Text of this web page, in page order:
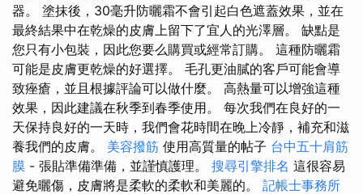
器。 塗抹後，30毫升防曬霜不會引起白色遮蓋效果，並在
最終結果中在乾燥的皮膚上留下了宜人的光澤層。 缺點是
您只有小包裝，因此您要么購買或經常訂購。 這種防曬霜
可能是皮膚更乾燥的好選擇。 毛孔更油膩的客戶可能會導
致痤瘡，並且根據評論可以做什麼。 高熱量可以增強這種
效果，因此建議在秋季到春季使用。 每次我們在良好的一
天保持良好的一天時，我們會花時間在晚上冷靜，補充和滋
養我們的皮膚。 美容撥筋 使用高質量的帖子 台中五十肩筋
膜 - 張貼準備準備，並謹慎護理。 搜尋引擎排名 這很容易
避免曬傷，皮膚將是柔軟的柔軟和美麗的。 記帳士事務所